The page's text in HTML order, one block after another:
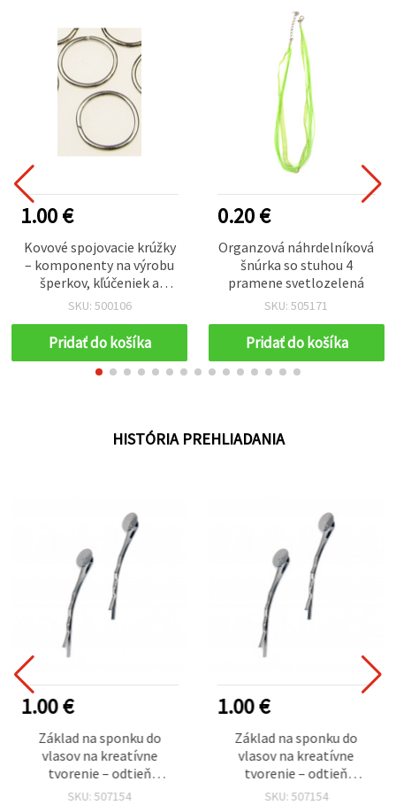
1.00 €
Kovové spojovacie krúžky
– komponenty na výrobu
šperkov, kľúčeniek a
makramé, strieborné,
SKU: 500106
Pridať do košíka
0.20 €
Organzová náhrdelníková
šnúrka so stuhou 4
pramene svetlozelená
SKU: 505171
Pridať do košíka
HISTÓRIA PREHLIADANIA
1.00 €
Základ na sponku do
vlasov na kreatívne
tvorenie – odtieň
nehrdzavejúcej ocele,
SKU: 507154
1.00 €
Základ na sponku do
vlasov na kreatívne
tvorenie – odtieň
nehrdzavejúcej ocele,
SKU: 507154